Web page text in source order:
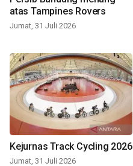
atas Tampines Rovers
Jumat, 31 Juli 2026
Kejurnas Track Cycling 2026
Jumat, 31 Juli 2026